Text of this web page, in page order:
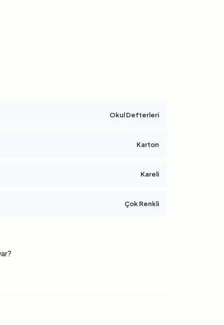
Okul Defterleri
Karton
Kareli
Çok Renkli